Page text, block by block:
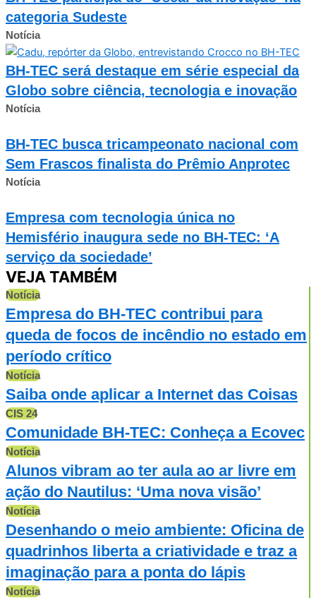
categoria Sudeste
Notícia
BH-TEC será destaque em série especial da
Globo sobre ciência, tecnologia e inovação
Notícia
BH-TEC busca tricampeonato nacional com
Sem Frascos finalista do Prêmio Anprotec
Notícia
Empresa com tecnologia única no
Hemisfério inaugura sede no BH-TEC: ‘A
serviço da sociedade’
VEJA TAMBÉM
Notícia
Empresa do BH-TEC contribui para
queda de focos de incêndio no estado em
período crítico
Notícia
Saiba onde aplicar a Internet das Coisas
CIS 24
Comunidade BH-TEC: Conheça a Ecovec
Notícia
Alunos vibram ao ter aula ao ar livre em
ação do Nautilus: ‘Uma nova visão’
Notícia
Desenhando o meio ambiente: Oficina de
quadrinhos liberta a criatividade e traz a
imaginação para a ponta do lápis
Notícia